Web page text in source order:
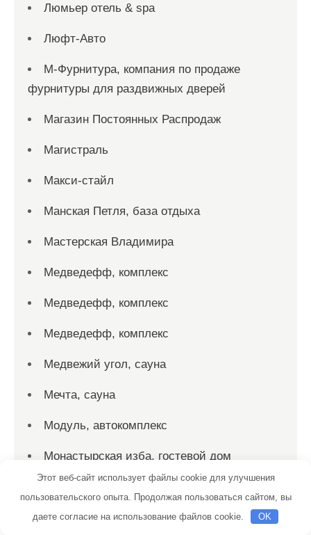
Люмьер отель & spa
Люфт-Авто
М-Фурнитура, компания по продаже
фурнитуры для раздвижных дверей
Магазин Постоянных Распродаж
Магистраль
Макси-стайл
Манская Петля, база отдыха
Мастерская Владимира
Медведефф, комплекс
Медведефф, комплекс
Медведефф, комплекс
Медвежий угол, сауна
Мечта, сауна
Модуль, автокомплекс
Монастырская изба, гостевой дом
На Донгузской, сауна
Этот веб-сайт использует файлы cookie для улучшения
пользовательского опыта. Продолжая пользоваться сайтом, вы
даете согласие на использование файлов cookie.
OK